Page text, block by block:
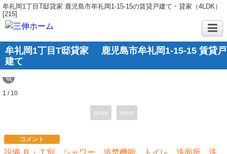
牟礼岡1丁目T邸貸家 鹿児島市牟礼岡1‐15‐15の賃貸戸建て・貸家（4LDK）
[215]
牟礼岡1丁目T邸貸家
鹿児島市牟礼岡1‐15‐15 賃貸戸
建て
1 / 10
prev next
コメント
設備 Ｂ・Ｔ別 シャワー 追焚機能 トイレ 洗面所 洗